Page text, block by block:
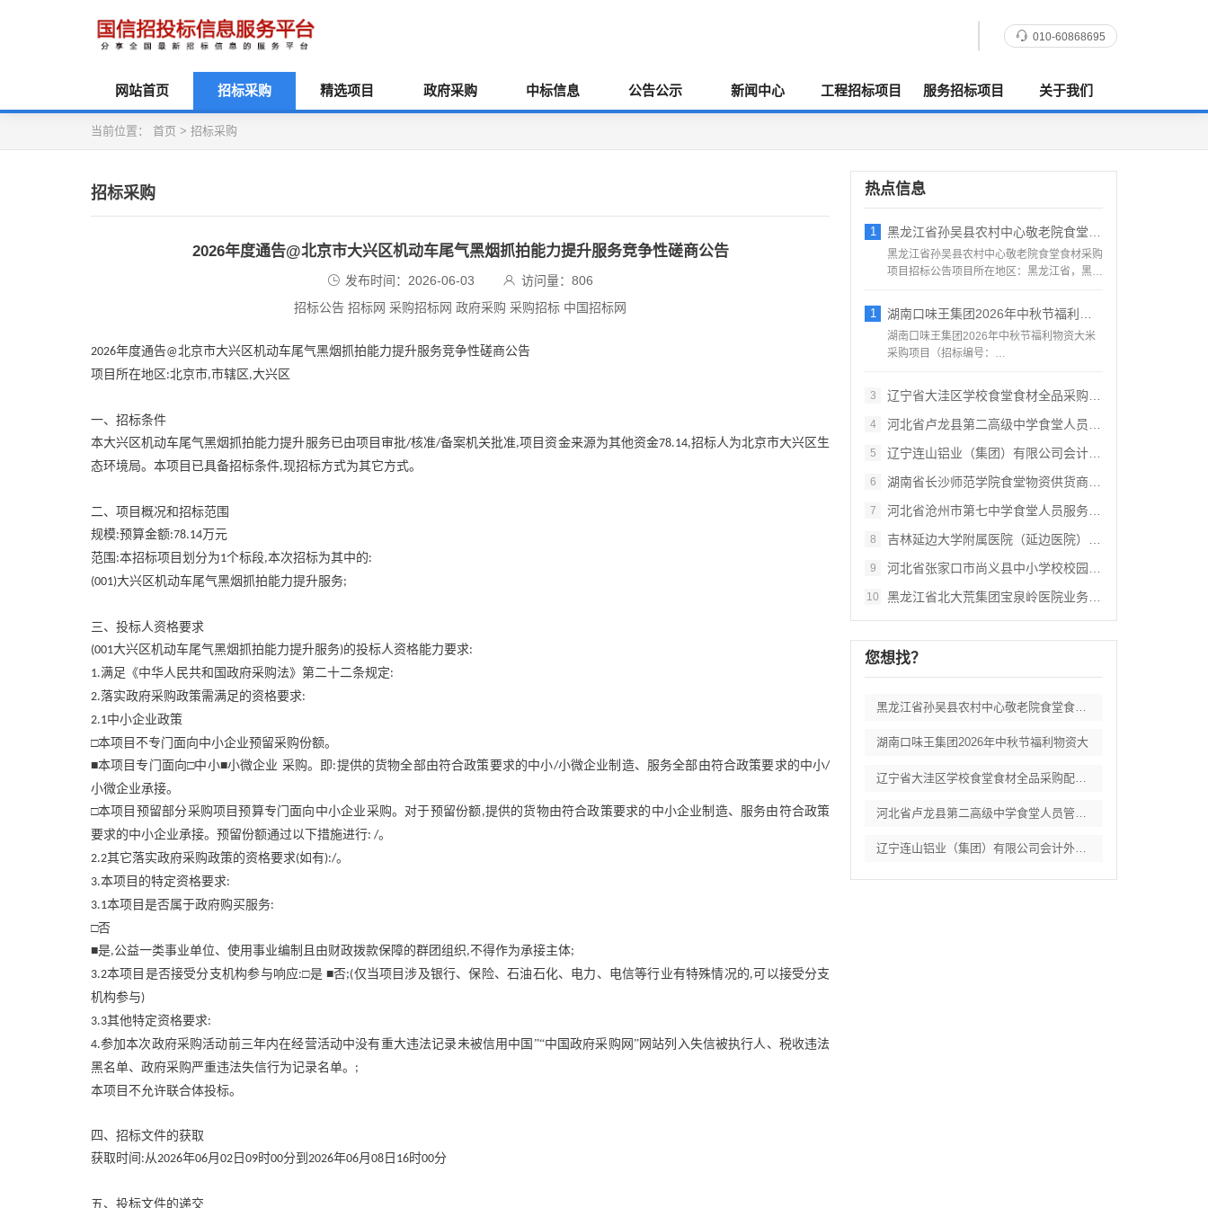
010-60868695
网站首页 招标采购 精选项目 政府采购 中标信息 公告公示 新闻中心 工程招标项目 服务招标项目 关于我们
当前位置： 首页 > 招标采购
招标采购
2026年度通告@北京市大兴区机动车尾气黑烟抓拍能力提升服务竞争性磋商公告
发布时间：2026-06-03 访问量：806
招标公告 招标网 采购招标网 政府采购 采购招标 中国招标网
2026年度通告@北京市大兴区机动车尾气黑烟抓拍能力提升服务竞争性磋商公告
项目所在地区:北京市,市辖区,大兴区
一、招标条件
本大兴区机动车尾气黑烟抓拍能力提升服务已由项目审批/核准/备案机关批准,项目资金来源为其他资金78.14,招标人为北京市大兴区生
态环境局。本项目已具备招标条件,现招标方式为其它方式。
二、项目概况和招标范围
规模:预算金额:78.14万元
范围 :本招标项目划分为1个标段,本次招标为其中的:
(001)大兴区机动车尾气黑烟抓拍能力提升服务;
三、投标人资格要求
(001大兴区机动车尾气黑烟抓拍能力提升服务)的投标人资格能力要求:
1.满足《中华人民共和国政府采购法》第二十二条规定:
2.落实政府采购政策需满足的资格要求:
2.1中小企业政策
□本项目不专门面向中小企业预留采购份额。
■本项目专门面向□中小■小微企业 采购。即:提供的货物全部由符合政策要求的中小/小微企业制造、服务全部由符合政策要求的中小/
小微企业承接。
□本项目预留部分采购项目预算专门面向中小企业采购。对于预留份额,提供的货物由符合政策要求的中小企业制造、服务由符合政策
要求的中小企业承接。预留份额通过以下措施进行: /。
2.2其它落实政府采购政策的资格要求(如有):/。
3.本项目的特定资格要求:
3.1本项目是否属于政府购买服务:
□否
■是,公益一类事业单位、使用事业编制且由财政拨款保障的群团组织,不得作为承接主体;
3.2本项目是否接受分支机构参与响应:□是 ■否;(仅当项目涉及银行、保险、石油石化、电力、电信等行业有特殊情况的,可以接受分支
机构参与)
3.3其他特定资格要求:
4.参加本次政府采购活动前三年内在经营活动中没有重大违法记录未被信用中国”“中国政府采购网”网站列入失信被执行人、税收违法
黑名单、政府采购严重违法失信行为记录名单。 ;
本项目不允许联合体投标。
四、招标文件的获取
获取时间 : 从2026年06月 02日 09时00分到 2026年06月 08日 16时00分
五、投标文件的递交
热点信息
1 黑龙江省孙吴县农村中心敬老院食堂食材采购
黑龙江省孙吴县农村中心敬老院食堂食材采购
项目招标公告项目所在地区：黑龙江省，黑河
1 湖南口味王集团2026年中秋节福利物资大
湖南口味王集团2026年中秋节福利物资大米
采购项目（招标编号：
3
辽宁省大洼区学校食堂食材全品采购配送服务
4 河北省卢龙县第二高级中学食堂人员管理服务
5 辽宁连山铝业（集团）有限公司会计外包服务
6 湖南省长沙师范学院食堂物资供货商采购项目
7 河北省沧州市第七中学食堂人员服务项目招标
8 吉林延边大学附属医院（延边医院）中药配方
9 河北省张家口市尚义县中小学校校园餐食材集
10 黑龙江省北大荒集团宝泉岭医院业务应用系统
您想找？
黑龙江省孙吴县农村中心敬老院食堂食材采购
湖南口味王集团2026年中秋节福利物资大
河北省卢龙县第二高级中学食堂人员管理服务
辽宁连山铝业（集团）有限公司会计外包服务